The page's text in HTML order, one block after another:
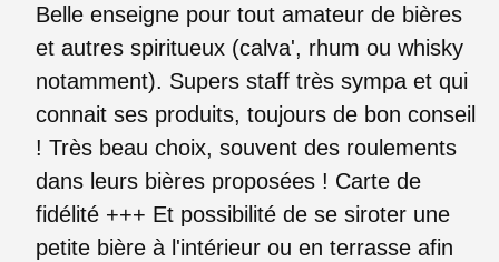
Belle enseigne pour tout amateur de bières
et autres spiritueux (calva', rhum ou whisky
notamment). Supers staff très sympa et qui
connait ses produits, toujours de bon conseil
! Très beau choix, souvent des roulements
dans leurs bières proposées ! Carte de
fidélité +++ Et possibilité de se siroter une
petite bière à l'intérieur ou en terrasse afin